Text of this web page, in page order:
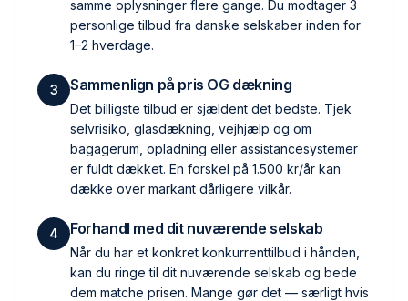
samme oplysninger flere gange. Du modtager 3
personlige tilbud fra danske selskaber inden for
1–2 hverdage.
3 Sammenlign på pris OG dækning
Det billigste tilbud er sjældent det bedste. Tjek
selvrisiko, glas­dækning, vejhjælp og om
bagagerum, opladning eller assistance­systemer
er fuldt dækket. En forskel på 1.500 kr/år kan
dække over markant dårligere vilkår.
4 Forhandl med dit nuværende selskab
Når du har et konkret konkurrent­tilbud i hånden,
kan du ringe til dit nuværende selskab og bede
dem matche prisen. Mange gør det — særligt hvis